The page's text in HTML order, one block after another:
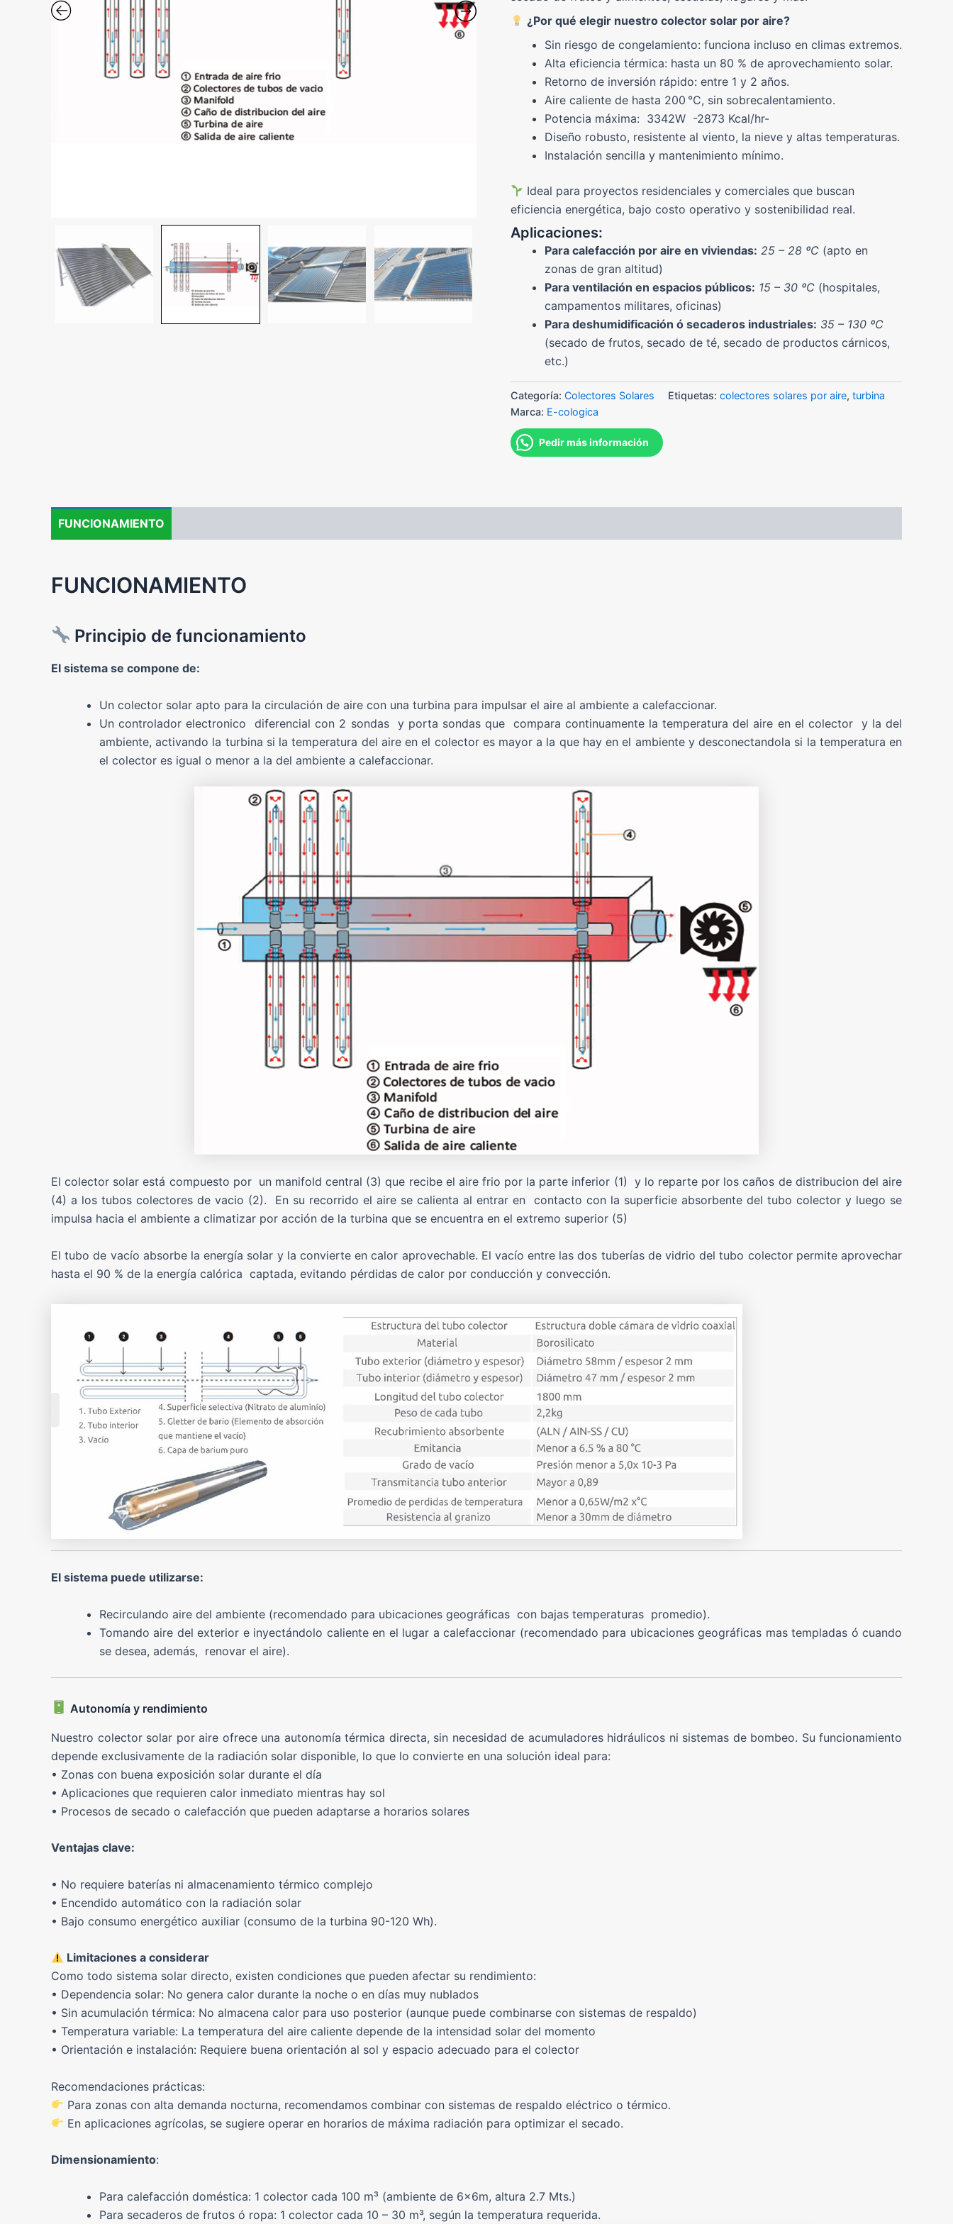
¿Por qué elegir nuestro colector solar por aire?
Sin riesgo de congelamiento: funciona incluso en climas extremos.
Alta eficiencia térmica: hasta un 80 % de aprovechamiento solar.
Retorno de inversión rápido: entre 1 y 2 años.
Aire caliente de hasta 200 °C, sin sobrecalentamiento.
Potencia máxima: 3342W -2873 Kcal/hr-
Diseño robusto, resistente al viento, la nieve y altas temperaturas.
Instalación sencilla y mantenimiento mínimo.
Ideal para proyectos residenciales y comerciales que buscan
eficiencia energética, bajo costo operativo y sostenibilidad real.
Aplicaciones:
Para calefacción por aire en viviendas: 25 – 28 ºC (apto en
zonas de gran altitud)
Para ventilación en espacios públicos: 15 – 30 ºC (hospitales,
campamentos militares, oficinas)
Para deshumidificación ó secaderos industriales: 35 – 130 ºC
(secado de frutos, secado de té, secado de productos cárnicos,
etc.)
Categoría: Colectores Solares Etiquetas: colectores solares por aire, turbina
Marca: E-cologica
Pedir más información
FUNCIONAMIENTO
FUNCIONAMIENTO
Principio de funcionamiento
El sistema se compone de:
Un colector solar apto para la circulación de aire con una turbina para impulsar el aire al ambiente a calefaccionar.
Un controlador electronico diferencial con 2 sondas y porta sondas que compara continuamente la temperatura del aire en el colector y la del
ambiente, activando la turbina si la temperatura del aire en el colector es mayor a la que hay en el ambiente y desconectandola si la temperatura en
el colector es igual o menor a la del ambiente a calefaccionar.
El colector solar está compuesto por un manifold central (3) que recibe el aire frio por la parte inferior (1) y lo reparte por los caños de distribucion del aire
(4) a los tubos colectores de vacio (2). En su recorrido el aire se calienta al entrar en contacto con la superficie absorbente del tubo colector y luego se
impulsa hacia el ambiente a climatizar por acción de la turbina que se encuentra en el extremo superior (5)
El tubo de vacío absorbe la energía solar y la convierte en calor aprovechable. El vacío entre las dos tuberías de vidrio del tubo colector permite aprovechar
hasta el 90 % de la energía calórica captada, evitando pérdidas de calor por conducción y convección.
El sistema puede utilizarse:
Recirculando aire del ambiente (recomendado para ubicaciones geográficas con bajas temperaturas promedio).
Tomando aire del exterior e inyectándolo caliente en el lugar a calefaccionar (recomendado para ubicaciones geográficas mas templadas ó cuando
se desea, además, renovar el aire).
Autonomía y rendimiento
Nuestro colector solar por aire ofrece una autonomía térmica directa, sin necesidad de acumuladores hidráulicos ni sistemas de bombeo. Su funcionamiento
depende exclusivamente de la radiación solar disponible, lo que lo convierte en una solución ideal para:
• Zonas con buena exposición solar durante el día
• Aplicaciones que requieren calor inmediato mientras hay sol
• Procesos de secado o calefacción que pueden adaptarse a horarios solares
Ventajas clave:
• No requiere baterías ni almacenamiento térmico complejo
• Encendido automático con la radiación solar
• Bajo consumo energético auxiliar (consumo de la turbina 90-120 Wh).
Limitaciones a considerar
Como todo sistema solar directo, existen condiciones que pueden afectar su rendimiento:
• Dependencia solar: No genera calor durante la noche o en días muy nublados
• Sin acumulación térmica: No almacena calor para uso posterior (aunque puede combinarse con sistemas de respaldo)
• Temperatura variable: La temperatura del aire caliente depende de la intensidad solar del momento
• Orientación e instalación: Requiere buena orientación al sol y espacio adecuado para el colector
Recomendaciones prácticas:
Para zonas con alta demanda nocturna, recomendamos combinar con sistemas de respaldo eléctrico o térmico.
En aplicaciones agrícolas, se sugiere operar en horarios de máxima radiación para optimizar el secado.
Dimensionamiento:
Para calefacción doméstica: 1 colector cada 100 m³ (ambiente de 6x6m, altura 2.7 Mts.)
Para secaderos de frutos ó ropa: 1 colector cada 10 – 30 m³, según la temperatura requerida.